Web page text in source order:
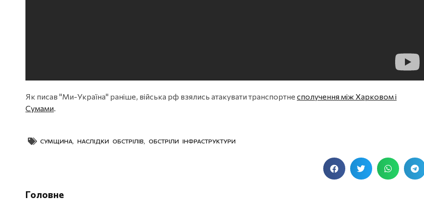
Як писав "Ми-Україна" раніше, війська рф взялись атакувати транспортне сполучення між Харковом і
Сумами.
СУМЩИНА, НАСЛІДКИ ОБСТРІЛІВ, ОБСТРІЛИ ІНФРАСТРУКТУРИ
Головне